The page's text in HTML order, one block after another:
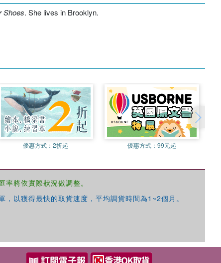
Shoes. She lives in Brooklyn.
優惠方式：2折起 優惠方式：99元起
將依實際狀況做調整。
以獲得最快的取貨速度，平均調貨時間為1~2個月。